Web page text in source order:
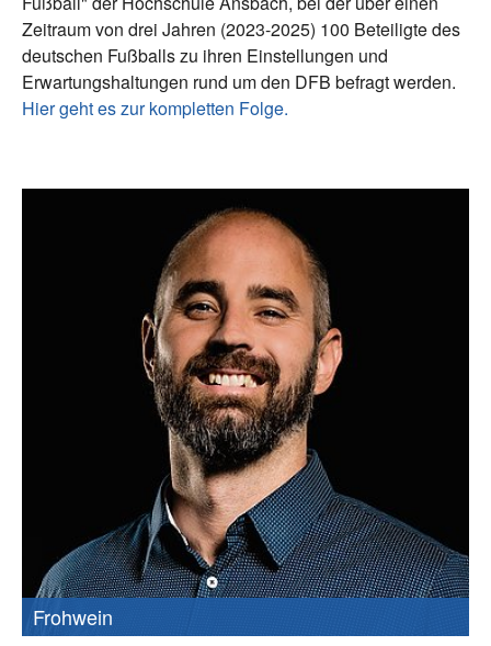
Zeitraum von drei Jahren (2023-2025) 100 Beteiligte des
deutschen Fußballs zu ihren Einstellungen und
Erwartungshaltungen rund um den DFB befragt werden.
Hier geht es zur kompletten Folge.
Frohwein